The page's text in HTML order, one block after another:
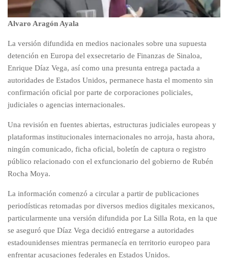
Alvaro Aragón Ayala
La versión difundida en medios nacionales sobre una supuesta
detención en Europa del exsecretario de Finanzas de Sinaloa,
Enrique Díaz Vega, así como una presunta entrega pactada a
autoridades de Estados Unidos, permanece hasta el momento sin
confirmación oficial por parte de corporaciones policiales,
judiciales o agencias internacionales.
Una revisión en fuentes abiertas, estructuras judiciales europeas y
plataformas institucionales internacionales no arroja, hasta ahora,
ningún comunicado, ficha oficial, boletín de captura o registro
público relacionado con el exfuncionario del gobierno de Rubén
Rocha Moya.
La información comenzó a circular a partir de publicaciones
periodísticas retomadas por diversos medios digitales mexicanos,
particularmente una versión difundida por La Silla Rota, en la que
se aseguró que Díaz Vega decidió entregarse a autoridades
estadounidenses mientras permanecía en territorio europeo para
enfrentar acusaciones federales en Estados Unidos.